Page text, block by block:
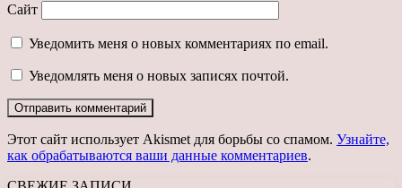
Сайт
Уведомить меня о новых комментариях по email.
Уведомлять меня о новых записях почтой.
Этот сайт использует Akismet для борьбы со спамом. Узнайте,
как обрабатываются ваши данные комментариев.